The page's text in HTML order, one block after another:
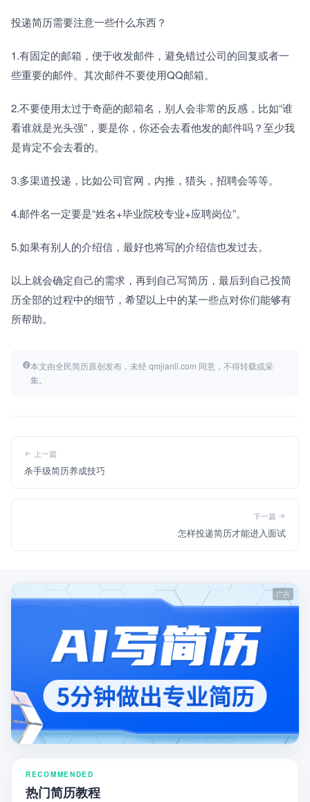
投递简历需要注意一些什么东西？
1.有固定的邮箱，便于收发邮件，避免错过公司的回复或者一
些重要的邮件。其次邮件不要使用QQ邮箱。
2.不要使用太过于奇葩的邮箱名，别人会非常的反感，比如“谁
看谁就是光头强”，要是你，你还会去看他发的邮件吗？至少我
是肯定不会去看的。
3.多渠道投递，比如公司官网，内推，猎头，招聘会等等。
4.邮件名一定要是“姓名+毕业院校专业+应聘岗位”。
5.如果有别人的介绍信，最好也将写的介绍信也发过去。
以上就会确定自己的需求，再到自己写简历，最后到自己投简
历全部的过程中的细节，希望以上中的某一些点对你们能够有
所帮助。
本文由全民简历原创发布，未经 qmjianli.com 同意，不得转载或采
集。
上一篇
杀手级简历养成技巧
下一篇
怎样投递简历才能进入面试
RECOMMENDED
热门简历教程